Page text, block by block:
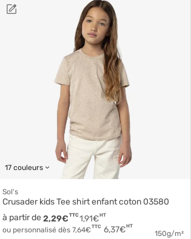
17 couleurs
Sol's
Crusader kids Tee shirt enfant coton 03580
à partir de
1,91€HT
2,29€ TTC
ou personnalisé dès 7,64€ TTC 6,37€HT
150g/m²